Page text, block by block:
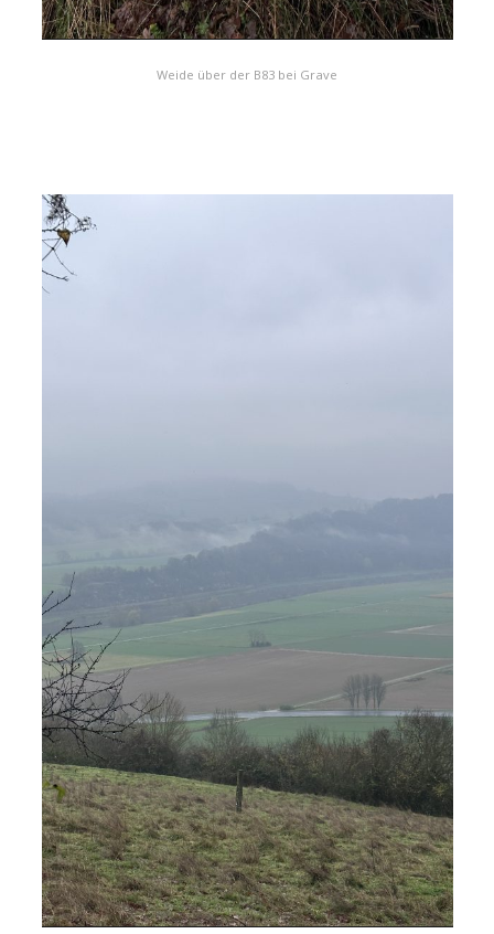
Weide über der B83 bei Grave